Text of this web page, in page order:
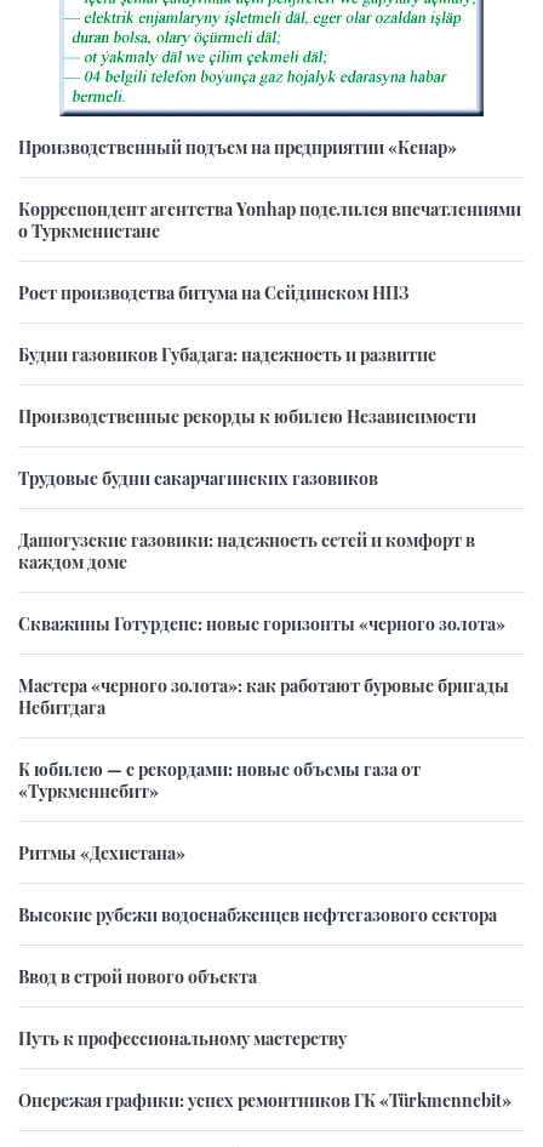
Производственный подъем на предприятии «Кенар»
Корреспондент агентства Yonhap поделился впечатлениями
о Туркменистане
Рост производства битума на Сейдинском НПЗ
Будни газовиков Губадага: надежность и развитие
Производственные рекорды к юбилею Независимости
Трудовые будни сакарчагинских газовиков
Дашогузские газовики: надежность сетей и комфорт в
каждом доме
Скважины Готурдепе: новые горизонты «черного золота»
Мастера «черного золота»: как работают буровые бригады
Небитдага
К юбилею — с рекордами: новые объемы газа от
«Туркменнебит»
Ритмы «Дехистана»
Высокие рубежи водоснабженцев нефтегазового сектора
Ввод в строй нового объекта
Путь к профессиональному мастерству
Опережая графики: успех ремонтников ГК «Türkmennebit»